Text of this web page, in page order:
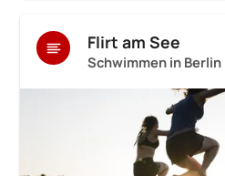
Flirt am See
Schwimmen in Berlin